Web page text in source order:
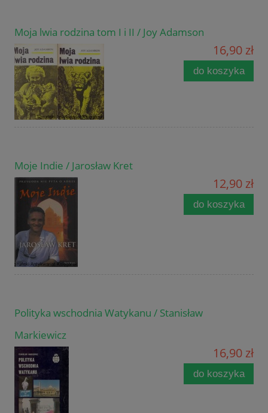
Moja lwia rodzina tom I i II / Joy Adamson
16,90 zł
do koszyka
Moje Indie / Jarosław Kret
12,90 zł
do koszyka
Polityka wschodnia Watykanu / Stanisław
Markiewicz
16,90 zł
do koszyka